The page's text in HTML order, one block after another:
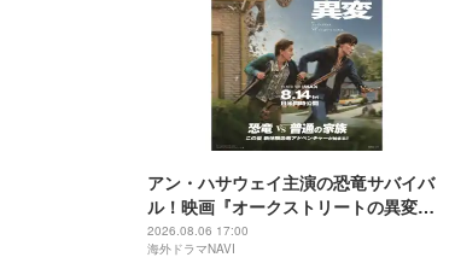
アン・ハサウェイ主演の恐竜サバイバ
ル！映画『オークストリートの異変』
本編映像が公開
2026.08.06 17:00
海外ドラマNAVI